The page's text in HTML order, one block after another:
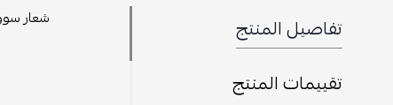
تفاصيل المنتج
تقييمات المنتج
شعار